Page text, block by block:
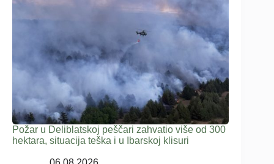
Požar u Deliblatskoj peščari zahvatio više od 300
hektara, situacija teška i u Ibarskoj klisuri